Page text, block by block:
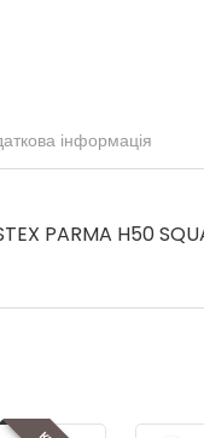
інформація
PARMA H50